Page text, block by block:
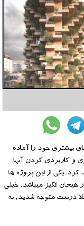
بیشتری خود را آماده
و کاربردی کردن آنها
یکی از این پروژه ها
انگیز میباشد, خیلی
درست متوجه شدید, به